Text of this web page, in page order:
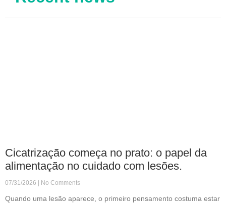
Cicatrização começa no prato: o papel da
alimentação no cuidado com lesões.
07/31/2026 No Comments
Quando uma lesão aparece, o primeiro pensamento costuma estar